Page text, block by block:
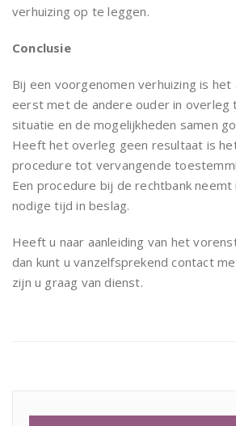
verhuizing op te leggen.
Conclusie
Bij een voorgenomen verhuizing is het
eerst met de andere ouder in overleg
situatie en de mogelijkheden samen
Heeft het overleg geen resultaat is
procedure tot vervangende
Een procedure bij de rechtbank
nodige tijd in beslag.
Heeft u naar aanleiding van het
dan kunt u vanzelfsprekend contact
zijn u graag van dienst.